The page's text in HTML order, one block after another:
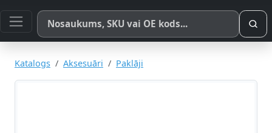
Meklēt pēc produkta nosaukuma, SKU vai OE koda
Katalogs Aksesuāri Paklāji